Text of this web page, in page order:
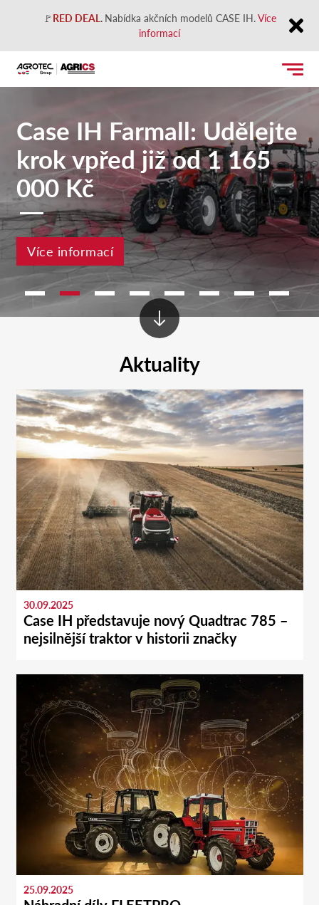
🚩RED DEAL. Nabídka akčních modelů CASE IH.Více
informací
Close
Case IH Farmall: Udělejte
krok vpřed již od 1 165
000 Kč
Více informací
Aktuality
30.09.2025
Case IH představuje nový Quadtrac 785 –
nejsilnější traktor v historii značky
25.09.2025